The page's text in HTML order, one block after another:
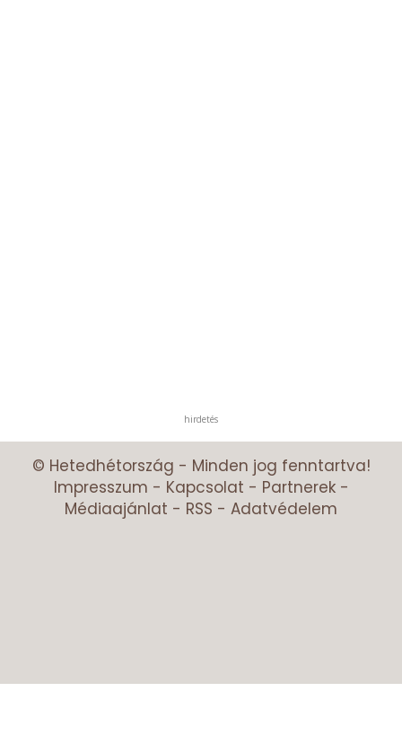
hirdetés
© Hetedhétország - Minden jog fenntartva!
Impresszum - Kapcsolat - Partnerek-
Médiaajánlat - RSS - Adatvédelem